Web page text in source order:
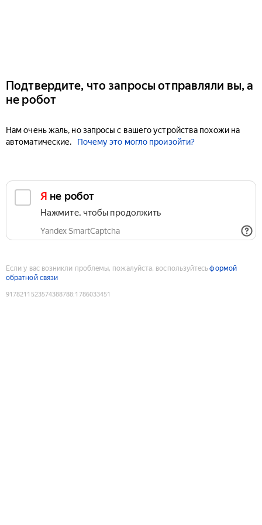
Подтвердите, что запросы отправляли вы, а
не робот
Нам очень жаль, но запросы с вашего устройства похожи на
автоматические.
Почему это могло произойти?
Я не робот
Нажмите, чтобы продолжить
Yandex SmartCaptcha
Если у вас возникли проблемы, пожалуйста, воспользуйтесьформой
обратной связи
9178211523574388788:1786033451